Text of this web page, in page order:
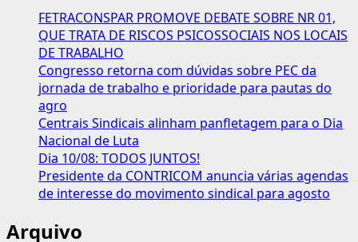
FETRACONSPAR PROMOVE DEBATE SOBRE NR 01,
QUE TRATA DE RISCOS PSICOSSOCIAIS NOS LOCAIS
DE TRABALHO
Congresso retorna com dúvidas sobre PEC da
jornada de trabalho e prioridade para pautas do
agro
Centrais Sindicais alinham panfletagem para o Dia
Nacional de Luta
Dia 10/08: TODOS JUNTOS!
Presidente da CONTRICOM anuncia várias agendas
de interesse do movimento sindical para agosto
Arquivo